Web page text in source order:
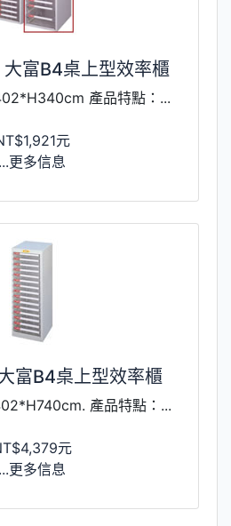
富B4桌上型效率櫃
產品特點：...
元
...更多信息
富B4桌上型效率櫃
產品特點：...
元
...更多信息